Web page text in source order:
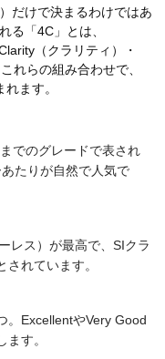
だけで決まるわけではあ
る「4C」とは、
（クラリティ）・
れらの組み合わせで、
ます。
でのグレードで表され
たりが自然で人気で
レス）が最高で、SIクラ
れています。
。ExcellentやVery Good
す。